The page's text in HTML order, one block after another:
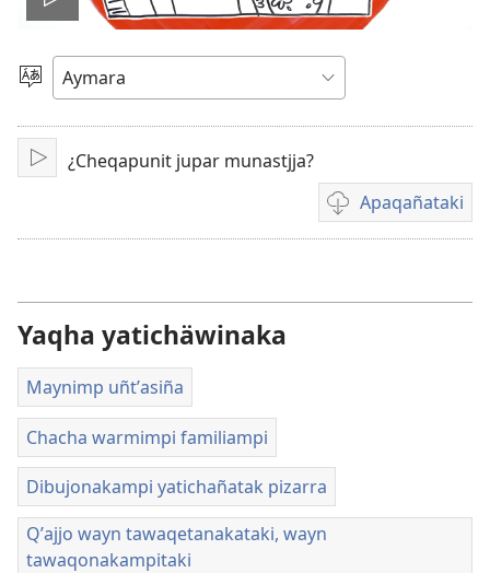
Play
video
Mä
ajlliñataki
Play¿Cheqapunit jupar munastjja?
Apaqañataki
Video
download
Yaqha yatichäwinaka
Maynimp uñtʼasiña
Chacha warmimpi familiampi
Dibujonakampi yatichañatak pizarra
Qʼajjo wayn tawaqetanakataki, wayn
tawaqonakampitaki